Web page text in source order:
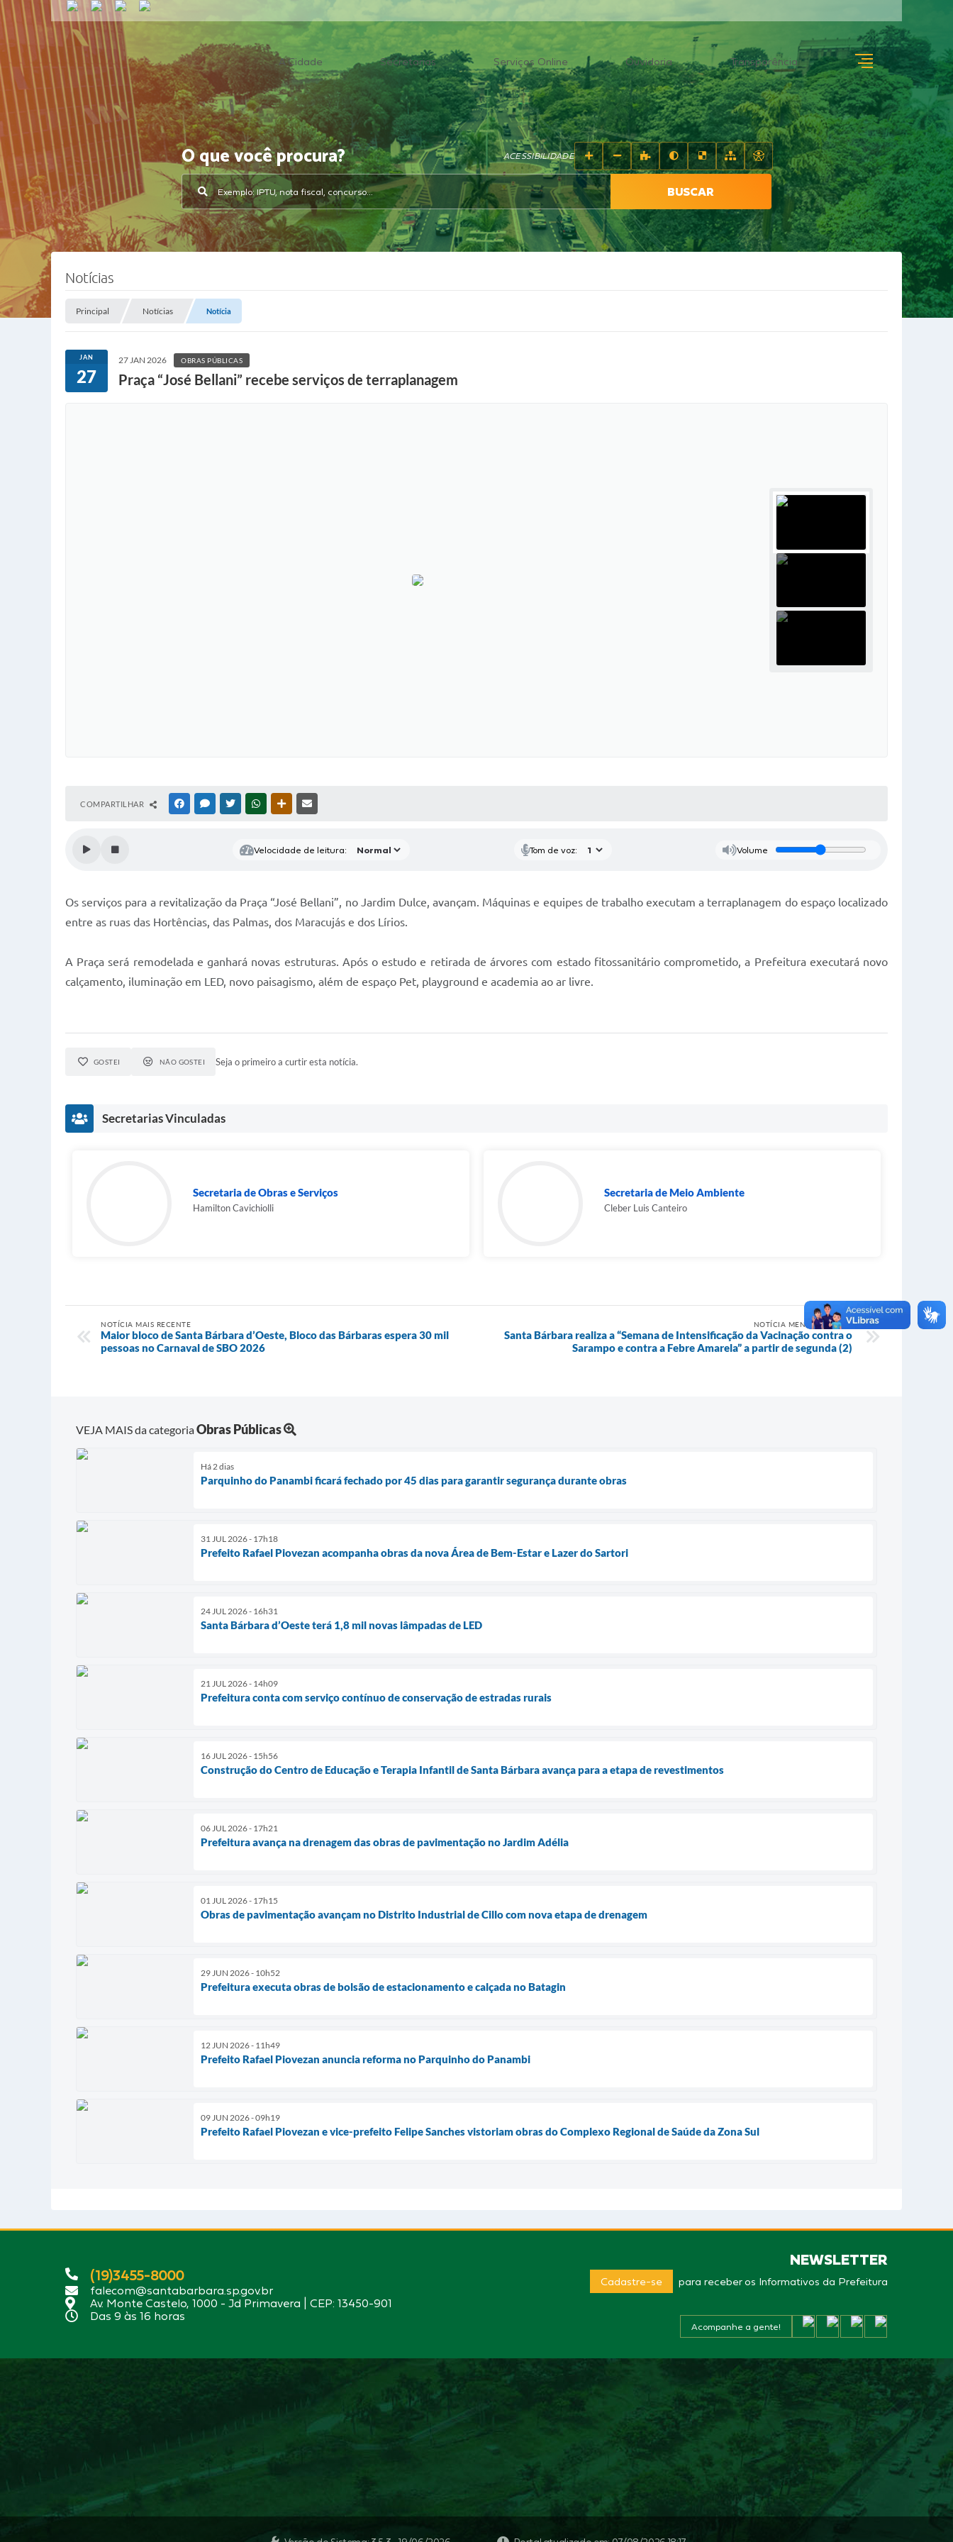
A Cidade Secretarias Serviços Online Ouvidoria Transparência
O que você procura?
BUSCAR
ACESSIBILIDADE
Notícias
Principal Notícias Notícia
JAN
27
27 JAN 2026 OBRAS PÚBLICAS
Praça “José Bellani” recebe serviços de terraplanagem
COMPARTILHAR FACEBOOKMESSENGER
TWITTERWHATSAPPOUTRAS MÍDIAS
Velocidade de leitura: Tom de voz: Volume
Os serviços para a revitalização da Praça “José Bellani”, no Jardim Dulce, avançam. Máquinas e equipes de trabalho executam a terraplanagem do espaço localizado
entre as ruas das Hortências, das Palmas, dos Maracujás e dos Lírios.
A Praça será remodelada e ganhará novas estruturas. Após o estudo e retirada de árvores com estado fitossanitário comprometido, a Prefeitura executará novo
calçamento, iluminação em LED, novo paisagismo, além de espaço Pet, playground e academia ao ar livre.
GOSTEI NÃO GOSTEI Seja o primeiro a curtir esta notícia.
Secretarias Vinculadas
Secretaria de Obras e Serviços
Hamilton Cavichiolli
Secretaria de Meio Ambiente
Cleber Luis Canteiro
NOTÍCIA MAIS RECENTE
Maior bloco de Santa Bárbara d’Oeste, Bloco das Bárbaras espera 30 mil
pessoas no Carnaval de SBO 2026
NOTÍCIA MENOS RECENTE
Santa Bárbara realiza a “Semana de Intensificação da Vacinação contra o
Sarampo e contra a Febre Amarela” a partir de segunda (2)
VEJA MAIS da categoriaObras Públicas
Há 2 dias
Parquinho do Panambi ficará fechado por 45 dias para garantir segurança durante obras
31 JUL 2026 - 17h18
Prefeito Rafael Piovezan acompanha obras da nova Área de Bem-Estar e Lazer do Sartori
24 JUL 2026 - 16h31
Santa Bárbara d’Oeste terá 1,8 mil novas lâmpadas de LED
21 JUL 2026 - 14h09
Prefeitura conta com serviço contínuo de conservação de estradas rurais
16 JUL 2026 - 15h56
Construção do Centro de Educação e Terapia Infantil de Santa Bárbara avança para a etapa de revestimentos
06 JUL 2026 - 17h21
Prefeitura avança na drenagem das obras de pavimentação no Jardim Adélia
01 JUL 2026 - 17h15
Obras de pavimentação avançam no Distrito Industrial de Cillo com nova etapa de drenagem
29 JUN 2026 - 10h52
Prefeitura executa obras de bolsão de estacionamento e calçada no Batagin
12 JUN 2026 - 11h49
Prefeito Rafael Piovezan anuncia reforma no Parquinho do Panambi
09 JUN 2026 - 09h19
Prefeito Rafael Piovezan e vice-prefeito Felipe Sanches vistoriam obras do Complexo Regional de Saúde da Zona Sul
(19)3455-8000
falecom@santabarbara.sp.gov.br
Av. Monte Castelo, 1000 - Jd Primavera | CEP: 13450-901
Das 9 às 16 horas
NEWSLETTER
Cadastre-se para receber os Informativos da Prefeitura
Acompanhe a gente!